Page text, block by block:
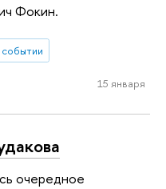
Фокин.
15 января
очередное